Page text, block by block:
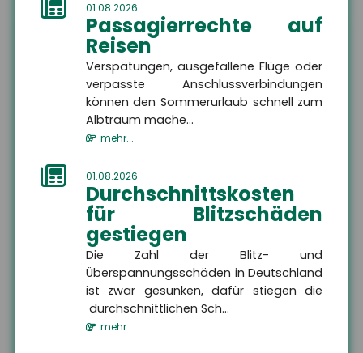
01.08.2026
Passagierrechte auf
Reisen
Verspätungen, ausgefallene Flüge oder
verpasste Anschlussverbindungen
können den Sommerurlaub schnell zum
Albtraum mache...
mehr...
01.08.2026
Durchschnittskosten
für Blitzschäden
gestiegen
Die Zahl der Blitz- und
Überspannungsschäden in Deutschland
ist zwar gesunken, dafür stiegen die
durchschnittlichen Sch...
mehr...
Firma
Name
Straße, Hausnummer